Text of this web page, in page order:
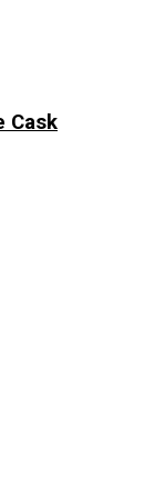
Cask